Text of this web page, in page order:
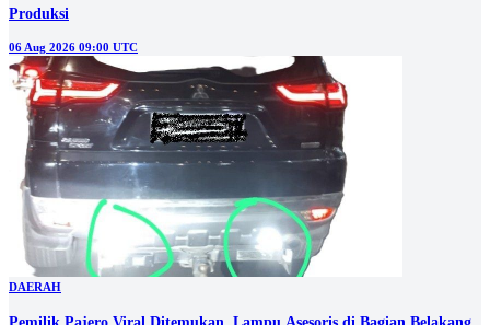
Produksi
06 Aug 2026 09:00 UTC
DAERAH